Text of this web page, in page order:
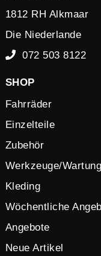
1812 RH Alkmaar
Die Niederlande
072 503 8122
SHOP
Fahrräder
Einzelteile
Zubehör
Werkzeuge/Wartung
Kleding
Wöchentliche
Angebote
Neue Artikel